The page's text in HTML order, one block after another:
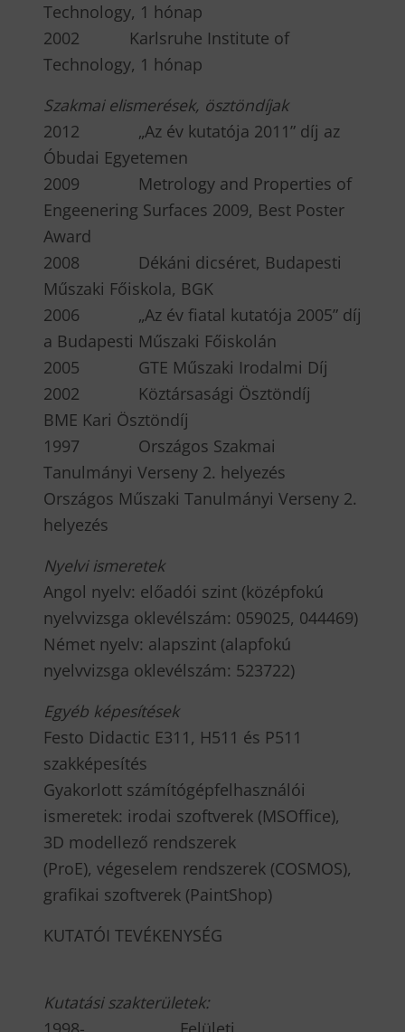
Technology, 1 hónap
2002 Karlsruhe Institute of
Technology, 1 hónap
Szakmai elismerések, ösztöndíjak
2012 „Az év kutatója 2011” díj az
Óbudai Egyetemen
2009 Metrology and Properties of
Engeenering Surfaces 2009, Best Poster
Award
2008 Dékáni dicséret, Budapesti
Műszaki Főiskola, BGK
2006 „Az év fiatal kutatója 2005” díj
a Budapesti Műszaki Főiskolán
2005 GTE Műszaki Irodalmi Díj
2002 Köztársasági Ösztöndíj
BME Kari Ösztöndíj
1997 Országos Szakmai
Tanulmányi Verseny 2. helyezés
Országos Műszaki Tanulmányi Verseny 2.
helyezés
Nyelvi ismeretek
Angol nyelv: előadói szint (középfokú
nyelvvizsga oklevélszám: 059025, 044469)
Német nyelv: alapszint (alapfokú
nyelvvizsga oklevélszám: 523722)
Egyéb képesítések
Festo Didactic E311, H511 és P511
szakképesítés
Gyakorlott számítógépfelhasználói
ismeretek: irodai szoftverek (MSOffice),
3D modellező rendszerek
(ProE), végeselem rendszerek (COSMOS),
grafikai szoftverek (PaintShop)
KUTATÓI TEVÉKENYSÉG
Kutatási szakterületek: